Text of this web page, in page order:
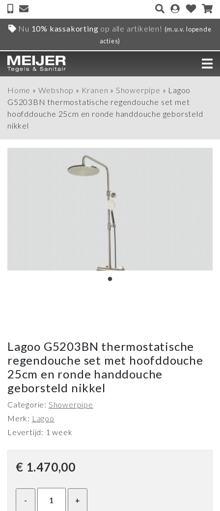
Nu 10% kassakorting op alle artikelen! (m.u.v. lopende
acties)
Home » Webshop » Kranen » Showerpipe » Lagoo
G5203BN thermostatische regendouche set met
hoofddouche 25cm en ronde handdouche geborsteld
nikkel
Lagoo G5203BN thermostatische
regendouche set met hoofddouche
25cm en ronde handdouche
geborsteld nikkel
Categorie: Showerpipe
Merk: Lagoo
Levertijd: 1 week
€ 1.470,00